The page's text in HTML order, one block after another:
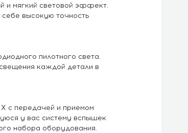
и мягкий световой эффект.
высокую точность
пилотного света.
каждой детали в
с передачей и приемом
у вас систему вспышек
набора оборудования.